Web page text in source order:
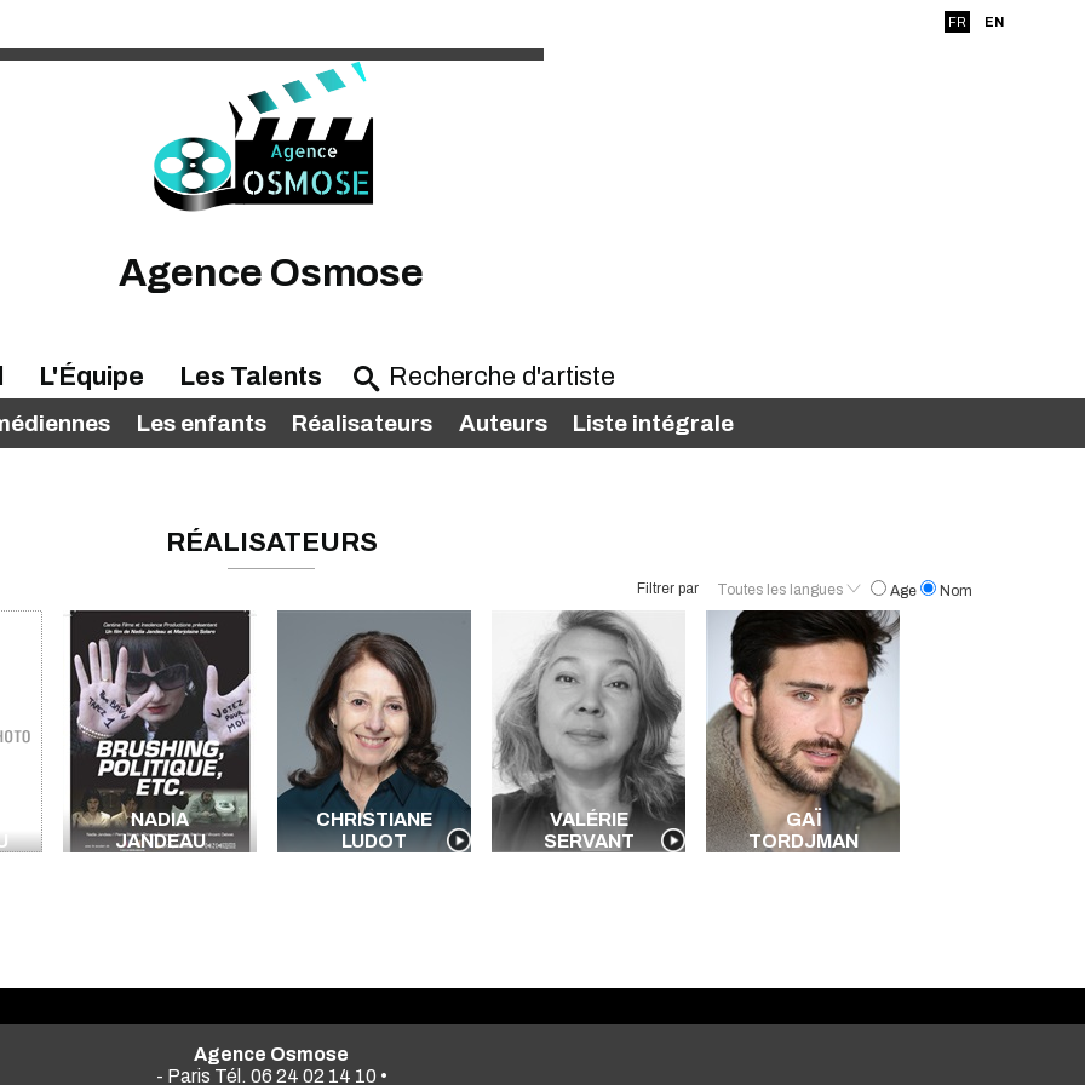
FR EN
Agence Osmose
L'Équipe Les Talents
Les enfants Réalisateurs Auteurs Liste intégrale
RÉALISATEURS
Filtrer par
Toutes les langues
Français
Anglais
Italien
Hébreu
Toutes les langues
Age Nom
NADIA
JANDEAU
CHRISTIANE
LUDOT
VALÉRIE
SERVANT
GAÏ
TORDJMAN
Agence Osmose
- Paris Tél. 06 24 02 14 10 •